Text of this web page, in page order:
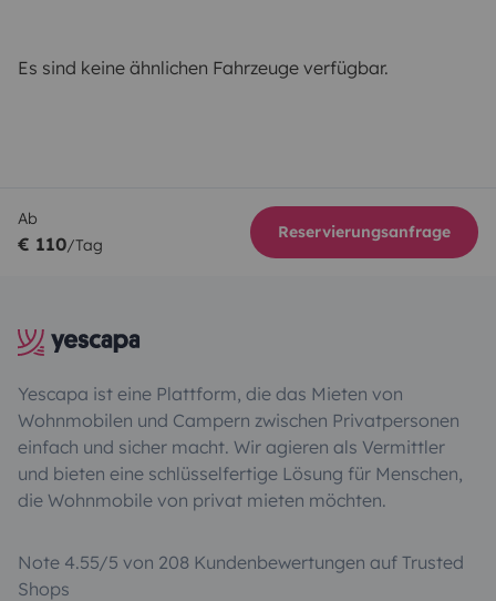
Es sind keine ähnlichen Fahrzeuge verfügbar.
Ab
€ 110/Tag
Reservierungsanfrage
Yescapa ist eine Plattform, die das Mieten von
Wohnmobilen und Campern zwischen Privatpersonen
einfach und sicher macht. Wir agieren als Vermittler
und bieten eine schlüsselfertige Lösung für Menschen,
die Wohnmobile von privat mieten möchten.
Note 4.55/5 von 208 Kundenbewertungen auf Trusted
Shops